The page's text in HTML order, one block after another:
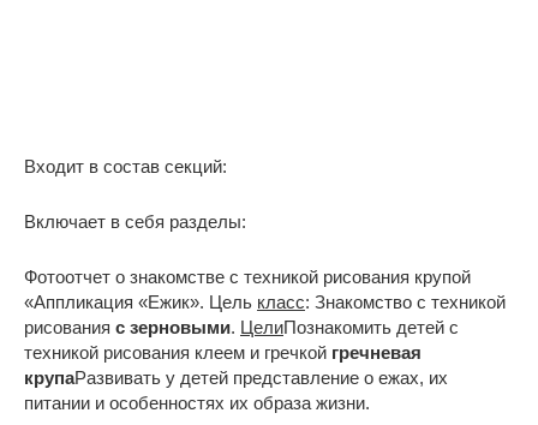
Входит в состав секций:
Включает в себя разделы:
Фотоотчет о знакомстве с техникой рисования крупой
«Аппликация «Ежик». Цель класс: Знакомство с техникой
рисования с зерновыми. ЦелиПознакомить детей с
техникой рисования клеем и гречкой гречневая
крупаРазвивать у детей представление о ежах, их
питании и особенностях их образа жизни.